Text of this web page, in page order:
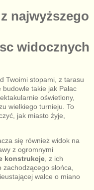
najwyższego
widocznych
Twoimi stopami, z tarasu
takie jak Pałac
oświetlony,
wielkiego turnieju. To
jak miasto żyje,
się również widok na
z ogromnymi
konstrukcje, z ich
słońca,
walce o miano